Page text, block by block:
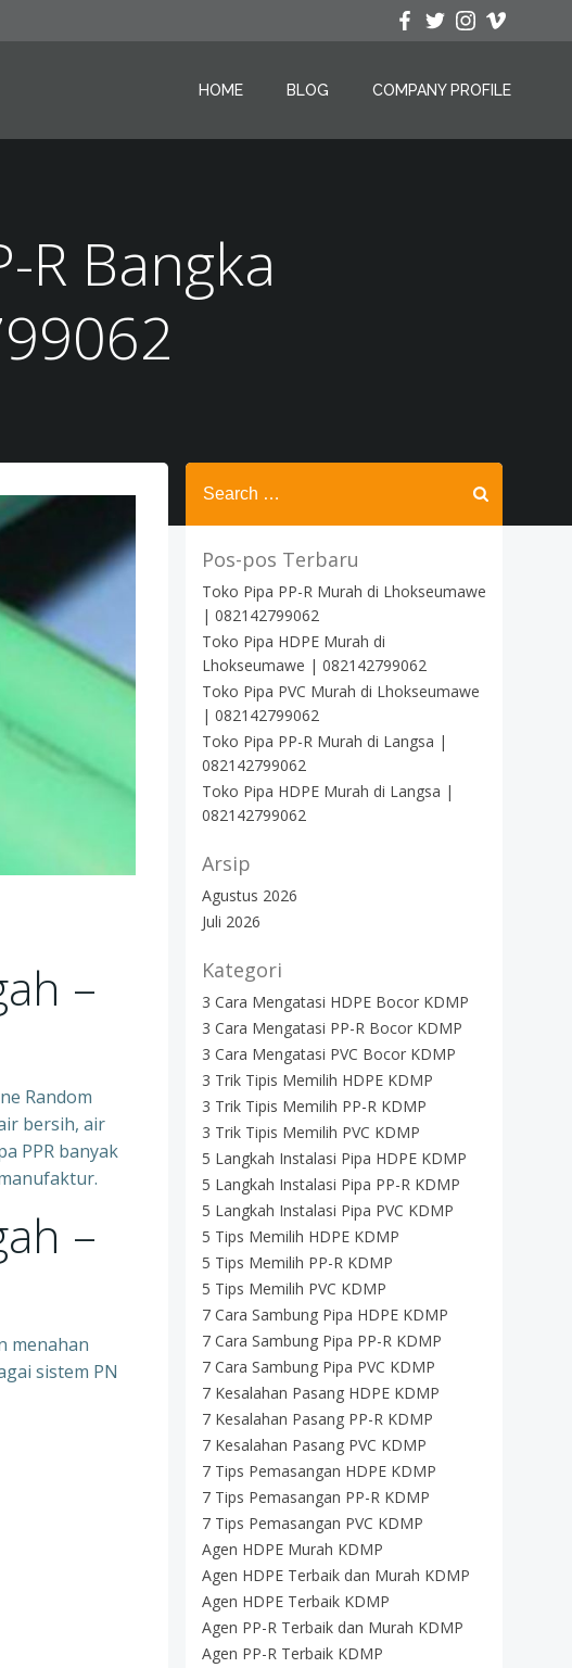
HOME BLOG COMPANY PROFILE
R Bangka
–
Random
bersih, air
PPR banyak
–
menahan
sistem PN
Search
for:
Pos-pos Terbaru
Toko Pipa PP-R Murah di Lhokseumawe
| 082142799062
Toko Pipa HDPE Murah di
Lhokseumawe | 082142799062
Toko Pipa PVC Murah di Lhokseumawe
| 082142799062
Toko Pipa PP-R Murah di Langsa |
082142799062
Toko Pipa HDPE Murah di Langsa |
082142799062
Arsip
Agustus 2026
Juli 2026
Kategori
3 Cara Mengatasi HDPE Bocor KDMP
3 Cara Mengatasi PP-R Bocor KDMP
3 Cara Mengatasi PVC Bocor KDMP
3 Trik Tipis Memilih HDPE KDMP
3 Trik Tipis Memilih PP-R KDMP
3 Trik Tipis Memilih PVC KDMP
5 Langkah Instalasi Pipa HDPE KDMP
5 Langkah Instalasi Pipa PP-R KDMP
5 Langkah Instalasi Pipa PVC KDMP
5 Tips Memilih HDPE KDMP
5 Tips Memilih PP-R KDMP
5 Tips Memilih PVC KDMP
7 Cara Sambung Pipa HDPE KDMP
7 Cara Sambung Pipa PP-R KDMP
7 Cara Sambung Pipa PVC KDMP
7 Kesalahan Pasang HDPE KDMP
7 Kesalahan Pasang PP-R KDMP
7 Kesalahan Pasang PVC KDMP
7 Tips Pemasangan HDPE KDMP
7 Tips Pemasangan PP-R KDMP
7 Tips Pemasangan PVC KDMP
Agen HDPE Murah KDMP
Agen HDPE Terbaik dan Murah KDMP
Agen HDPE Terbaik KDMP
Agen PP-R Terbaik dan Murah KDMP
Agen PP-R Terbaik KDMP